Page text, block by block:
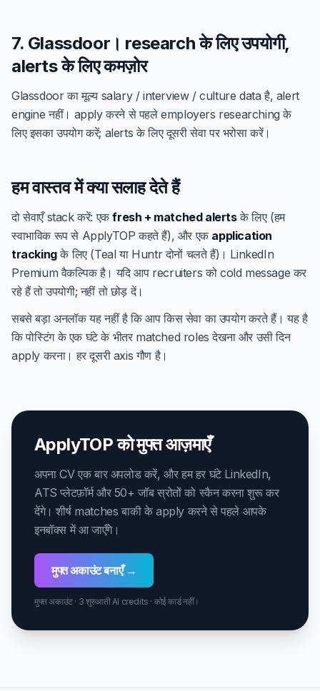
7. Glassdoor। research के लिए उपयोगी,
alerts के लिए कमज़ोर
Glassdoor का मूल्य salary / interview / culture data है, alert
engine नहीं। apply करने से पहले employers researching के
लिए इसका उपयोग करें; alerts के लिए दूसरी सेवा पर भरोसा करें।
हम वास्तव में क्या सलाह देते हैं
दो सेवाएँ stack करें: एकfresh + matched alertsके लिए (हम
स्वाभाविक रूप से ApplyTOP कहते हैं), और एक application
trackingके लिए (Teal या Huntr दोनों चलते हैं)। LinkedIn
Premium वैकल्पिक है। यदि आप recruiters को cold message कर
रहे हैं तो उपयोगी; नहीं तो छोड़ दें।
सबसे बड़ा अनलॉक यह नहीं है कि आप किस सेवा का उपयोग करते हैं। यह है
कि पोस्टिंग के एक घंटे के भीतर matched roles देखना और उसी दिन
apply करना। हर दूसरी axis गौण है।
ApplyTOP को मुफ्त आज़माएँ
अपना CV एक बार अपलोड करें, और हम हर घंटे LinkedIn,
ATS प्लेटफ़ॉर्म और 50+ जॉब स्रोतों को स्कैन करना शुरू कर
देंगे। शीर्ष matches बाकी के apply करने से पहले आपके
इनबॉक्स में आ जाएँगे।
मुफ्त अकाउंट बनाएँ →
मुफ्त अकाउंट · 3 शुरुआती AI credits · कोई कार्ड नहीं।